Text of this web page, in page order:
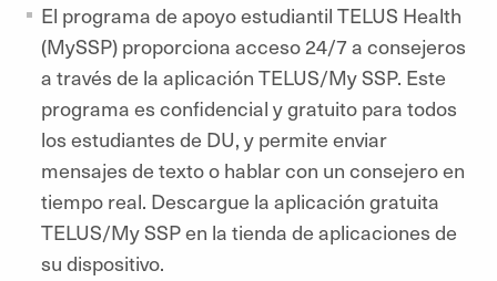
El programa de apoyo estudiantil TELUS Health
(MySSP) proporciona acceso 24/7 a consejeros
a través de la aplicación TELUS/My SSP. Este
programa es confidencial y gratuito para todos
los estudiantes de DU, y permite enviar
mensajes de texto o hablar con un consejero en
tiempo real. Descargue la aplicación gratuita
TELUS/My SSP en la tienda de aplicaciones de
su dispositivo.